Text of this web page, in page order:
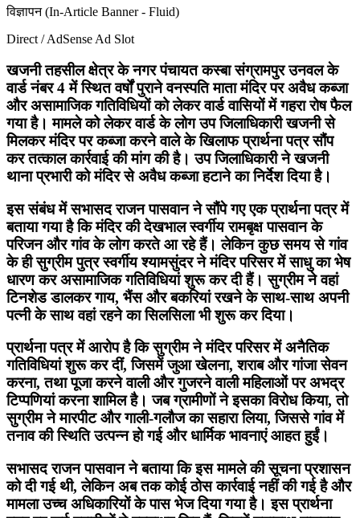
विज्ञापन (In-Article Banner - Fluid)
Direct / AdSense Ad Slot
खजनी तहसील क्षेत्र के नगर पंचायत कस्बा संग्रामपुर उनवल के
वार्ड नंबर 4 में स्थित वर्षों पुराने वनस्पति माता मंदिर पर अवैध कब्जा
और असामाजिक गतिविधियों को लेकर वार्ड वासियों में गहरा रोष फैल
गया है। मामले को लेकर वार्ड के लोग उप जिलाधिकारी खजनी से
मिलकर मंदिर पर कब्जा करने वाले के खिलाफ प्रार्थना पत्र सौंप
कर तत्काल कार्रवाई की मांग की है। उप जिलाधिकारी ने खजनी
थाना प्रभारी को मंदिर से अवैध कब्जा हटाने का निर्देश दिया है।
इस संबंध में सभासद राजन पासवान ने सौंपे गए एक प्रार्थना पत्र में
बताया गया है कि मंदिर की देखभाल स्वर्गीय रामबृक्ष पासवान के
परिजन और गांव के लोग करते आ रहे हैं। लेकिन कुछ समय से गांव
के ही सुग्रीम पुत्र स्वर्गीय श्यामसुंदर ने मंदिर परिसर में साधु का भेष
धारण कर असामाजिक गतिविधियां शुरू कर दी हैं। सुग्रीम ने वहां
टिनशेड डालकर गाय, भैंस और बकरियां रखने के साथ-साथ अपनी
पत्नी के साथ वहां रहने का सिलसिला भी शुरू कर दिया।
प्रार्थना पत्र में आरोप है कि सुग्रीम ने मंदिर परिसर में अनैतिक
गतिविधियां शुरू कर दीं, जिसमें जुआ खेलना, शराब और गांजा सेवन
करना, तथा पूजा करने वाली और गुजरने वाली महिलाओं पर अभद्र
टिप्पणियां करना शामिल है। जब ग्रामीणों ने इसका विरोध किया, तो
सुग्रीम ने मारपीट और गाली-गलौज का सहारा लिया, जिससे गांव में
तनाव की स्थिति उत्पन्न हो गई और धार्मिक भावनाएं आहत हुईं।
सभासद राजन पासवान ने बताया कि इस मामले की सूचना प्रशासन
को दी गई थी, लेकिन अब तक कोई ठोस कार्रवाई नहीं की गई है और
मामला उच्च अधिकारियों के पास भेज दिया गया है। इस प्रार्थना